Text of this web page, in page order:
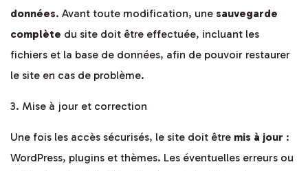
données. Avant toute modification, une sauvegarde
complète du site doit être effectuée, incluant les
fichiers et la base de données, afin de pouvoir restaurer
le site en cas de problème.
3. Mise à jour et correction
Une fois les accès sécurisés, le site doit être mis à jour :
WordPress, plugins et thèmes. Les éventuelles erreurs ou